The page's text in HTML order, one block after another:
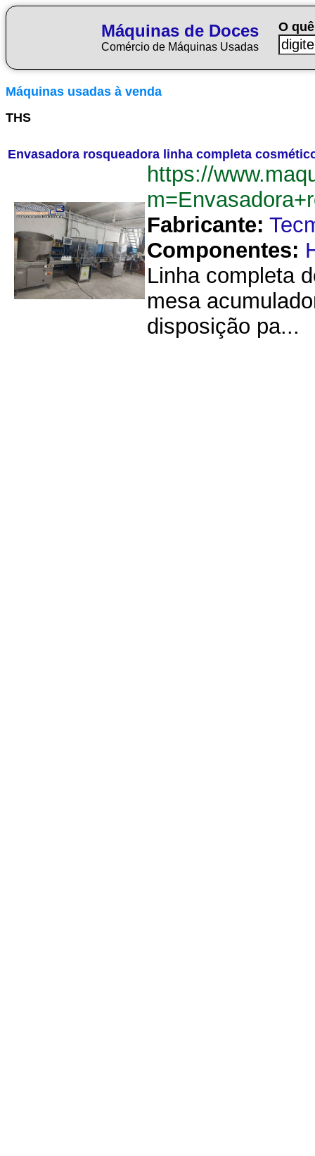
Máquinas de Doces
Comércio de Máquinas Usadas
O
Máquinas usadas à venda
THS
Envasadora rosqueadora linha completa
https://
Fabricante:
Componentes:
Linha completa
mesa
disposição pa...